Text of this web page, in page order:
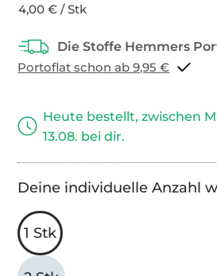
4,00 € / Stk
Portoflat schon ab 9,95 €
Heute bestellt, zwischen
13.08. bei dir.
Deine individuelle Anzahl
1 Stk